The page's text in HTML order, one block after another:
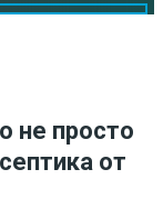
не просто
от